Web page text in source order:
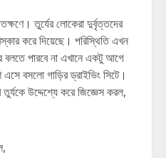
তুর্যের লোকেরা দুর্বৃত্তদের
করে দিয়েছে। পরিস্থিতি এখন
পারবে না এখানে একটু আগে
বসলো গাড়ির ড্রাইভিং সিটে।
উদ্দেশ্যে করে জিজ্ঞেস করল,